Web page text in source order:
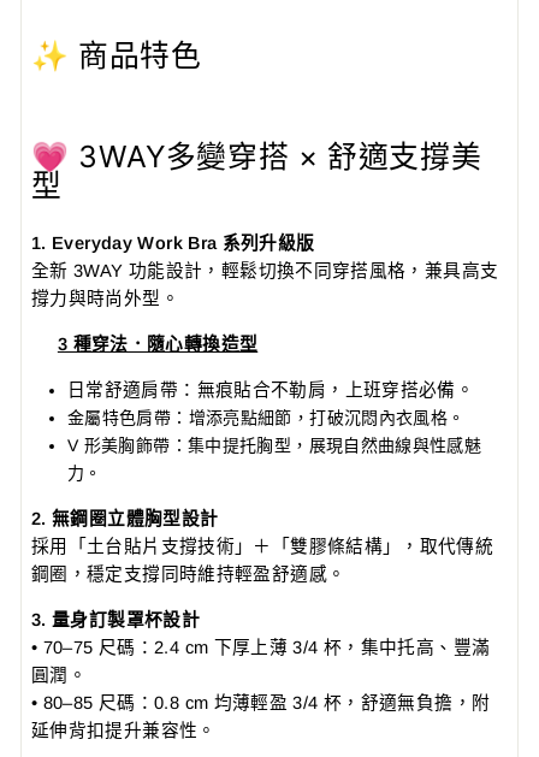
✨ 商品特色
💗 3WAY多變穿搭 × 舒適支撐美
型
1. Everyday Work Bra 系列升級版
全新 3WAY 功能設計，輕鬆切換不同穿搭風格，兼具高支
撐力與時尚外型。
3 種穿法．隨心轉換造型
日常舒適肩帶：無痕貼合不勒肩，上班穿搭必備。
金屬特色肩帶：增添亮點細節，打破沉悶內衣風格。
V 形美胸飾帶：集中提托胸型，展現自然曲線與性感魅
力。
2. 無鋼圈立體胸型設計
採用「土台貼片支撐技術」＋「雙膠條結構」，取代傳統
鋼圈，穩定支撐同時維持輕盈舒適感。
3. 量身訂製罩杯設計
• 70–75 尺碼：2.4 cm 下厚上薄 3/4 杯，集中托高、豐滿
圓潤。
• 80–85 尺碼：0.8 cm 均薄輕盈 3/4 杯，舒適無負擔，附
延伸背扣提升兼容性。